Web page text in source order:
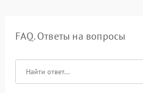
FAQ. Ответы на вопросы